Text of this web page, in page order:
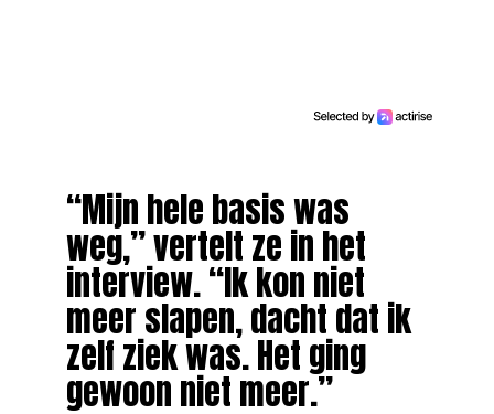
“Mijn hele basis was
weg,” vertelt ze in het
interview. “Ik kon niet
meer slapen, dacht dat ik
zelf ziek was. Het ging
gewoon niet meer.”